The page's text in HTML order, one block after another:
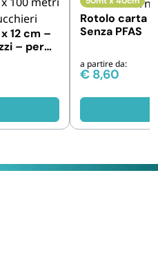
12 cm –
– per
Rotolo carta
Senza PFAS
a partire da:
€ 8,60